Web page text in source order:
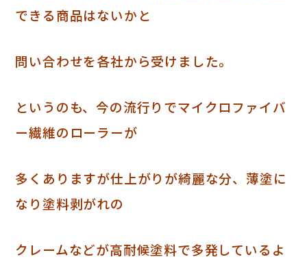
できる商品はないか と
問い合わせを各社から受けました。
というのも、今の流行りでマイクロファイバ
ー繊維のローラーが
多くありますが仕上がりが綺麗な分、薄塗に
なり塗料剥がれの
クレームなどが高耐候塗料で多発しているよ